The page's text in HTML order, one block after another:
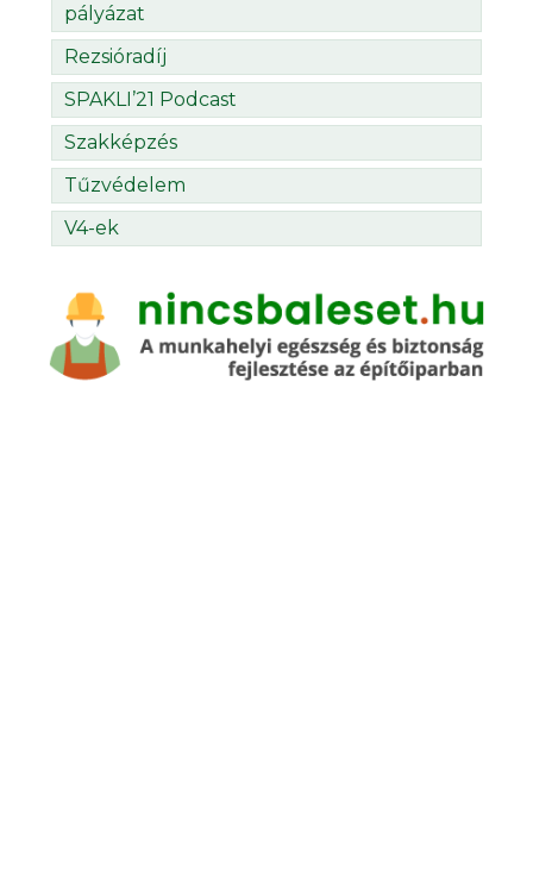
pályázat
Rezsióradíj
SPAKLI’21 Podcast
Szakképzés
Tűzvédelem
V4-ek